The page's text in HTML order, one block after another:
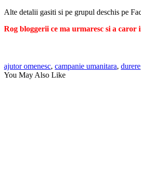
Alte detalii gasiti si pe grupul deschis pe
Rog bloggerii ce ma urmaresc si a caror
ajutor omenesc, campanie umanitara, durere
You May Also Like